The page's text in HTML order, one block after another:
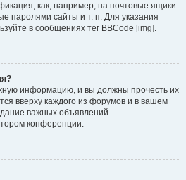
как, например, на почтовые ящики
паролями сайты и т. п. Для указания
в сообщениях тег BBCode [img].
информацию, и вы должны прочесть их
вверху каждого из форумов и в вашем
важных объявлений
конференции.